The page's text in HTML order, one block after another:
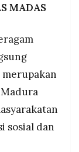
MADAS
sosial dan